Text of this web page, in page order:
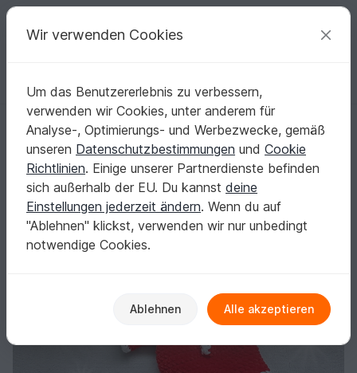
Deine kreativen Ideen
Deutsch | € (EUR) einloggen Kostenlos registrieren
Startseite Häkeln Festlichkeiten Weihnachten
Häkelanleitung Puppenkleidung Elvin der Weihnachts-Elf
Häkelanleitung Puppenkleidung Elvin der
Weihnachts-Elf
Wir verwenden Cookies
Um das Benutzererlebnis zu verbessern,
verwenden wir Cookies, unter anderem für
Analyse-, Optimierungs- und Werbezwecke, gemäß
unseren Datenschutzbestimmungen und Cookie
Richtlinien. Einige unserer Partnerdienste befinden
sich außerhalb der EU. Du kannst deine
Einstellungen jederzeit ändern. Wenn du auf
"Ablehnen" klickst, verwenden wir nur unbedingt
notwendige Cookies.
Ablehnen Alle akzeptieren